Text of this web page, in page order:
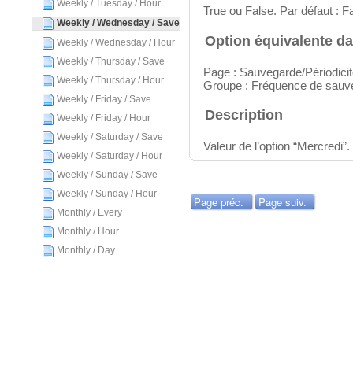
Weekly / Tuesday / Hour
Weekly / Wednesday / Save
Weekly / Wednesday / Hour
Weekly / Thursday / Save
Weekly / Thursday / Hour
Weekly / Friday / Save
Weekly / Friday / Hour
Weekly / Saturday / Save
Weekly / Saturday / Hour
Weekly / Sunday / Save
Weekly / Sunday / Hour
Monthly / Every
Monthly / Hour
Monthly / Day
True ou False. Par défaut :
Option équivalente
Page : Sauvegarde/
Groupe : Fréquence de
Description
Valeur de l’option “Mercredi”.
Page préc. Page suiv.